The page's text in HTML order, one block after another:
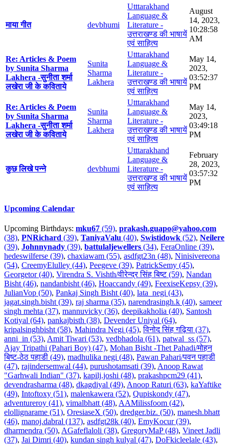
माया गीत devbhumi
Utttarakhand
Language &
Literature -
उत्तराखण्ड की भाषायें
एवं साहित्य
August
14, 2023,
10:28:58
AM
Re: Articles & Poem
by Sunita Sharma
Lakhera -सुनीता शर्मा
लखेरा जी के कविताये
Sunita
Sharma
Lakhera
Utttarakhand
Language &
Literature -
उत्तराखण्ड की भाषायें
एवं साहित्य
May 14,
2023,
03:52:37
PM
Re: Articles & Poem
by Sunita Sharma
Lakhera -सुनीता शर्मा
लखेरा जी के कविताये
Sunita
Sharma
Lakhera
Utttarakhand
Language &
Literature -
उत्तराखण्ड की भाषायें
एवं साहित्य
May 14,
2023,
03:49:18
PM
कुछ लिखे पन्ने devbhumi
Utttarakhand
Language &
Literature -
उत्तराखण्ड की भाषायें
एवं साहित्य
February
28, 2023,
03:57:32
PM
Upcoming Calendar
Upcoming Birthdays: mku67 (59), prakash.guapo@yahoo.com
(38), PNRichard (39), TaniyaValu (40), Swistidowk (52), Neilere
(39), Johnnynady (39), battulaljewellers (34), FeraOnline (39),
hedeswilferse (39), chaxiawam (55), asdfgt23n (48), Ninisivereona
(54), CreemyElulley (44), Peegeve (39), PatrickSemy (45),
Georgetor (40), Virendra S. Vishth/वीरेन्द्र सिंह बिष्ट (59), Nandan
Bisht (46), nandanbisht (46), Hoaccandy (49), FeexiseKepsy (39),
JulianVop (50), Pankaj Singh Bisht (40), lata_negi (43),
jagat.singh.bisht (39), raj sharma (35), narendrasingh.k (40), sameer
singh mehta (37), mannuvicky (36), deepikakholia (40), Santosh
Kotiyal (64), pankajbisth (38), Devender Uniyal (64),
kripalsinghbisht (58), Mahindra Negi (45),विनोद सिंह गढ़िया (37),
anni_in (53), Amit Tiwari (53), vedbhadola (61), patwal_ss (57),
Ajay Tripathi (Pahari Boy) (47), Mohan Bisht -Thet Pahadi/मोहन
बिष्ट-ठेठ पहाडी (49), madhulika negi (48), Pawan Pahari/पवन पहाडी
(47), rajindersemwal (44), purushotamsati (39), Anoop Rawat
"Garhwali Indian" (37), kapilj.joshi (48), prakashpcm29 (41),
devendrasharma (48), dkagdiyal (49), Anoop Raturi (63), kaYaftike
(49), Intoftoxy (51), malenkawera (52), Qupiskondy (47),
adventureroy (41), vimalbhatt (48), AAMilissfoom (42),
elollignarame (51), OresiaseX (50), dredger.biz. (50), manesh.bhatt
(46), manoj.dabral (137), asdfgt28k (40), EmyKocur (39),
dharmendra (50), AGafeflaloli (38), GregoryMaP (48), Vineet Jadli
(37), Jai Dimri (40), kundan singh kulyal (47), DoFkicleelale (43),